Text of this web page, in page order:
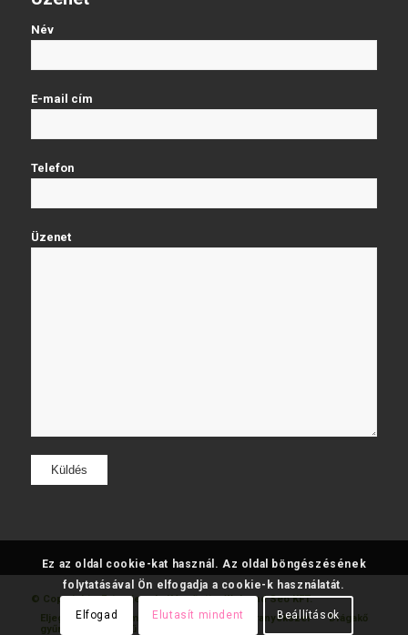
Név
E-mail cím
Telefon
Üzenet
© Copyright - FatumjewelsKészítette: Web and Seo KFT.
Eljegyzési
gyűrű
Gyémánt
gyűrű
Karikagyűrű Aranyékszer Drágakő
Ez az oldal cookie-kat használ. Az oldal böngészésének
folytatásával Ön elfogadja a cookie-k használatát.
Elfogad Elutasít mindent Beállítások